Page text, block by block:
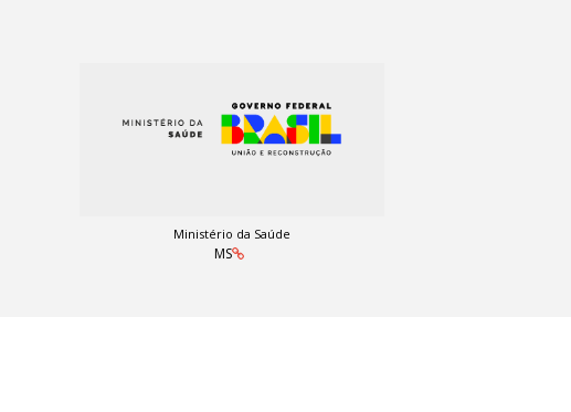
Ministério da Saúde
MS